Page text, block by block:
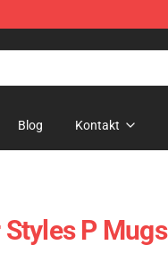
Blog Kontakt
Styles P Mugs